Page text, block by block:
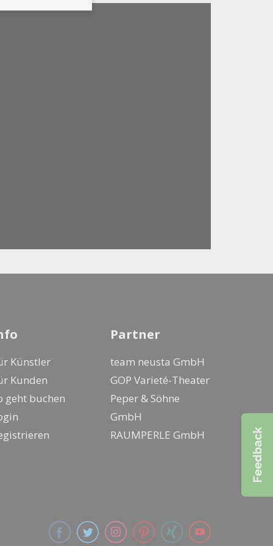
Künstler
Kunden
geht buchen
Partner
team neusta GmbH
GOP Varieté-Theater
Peper & Söhne
GmbH
RAUMPERLE GmbH